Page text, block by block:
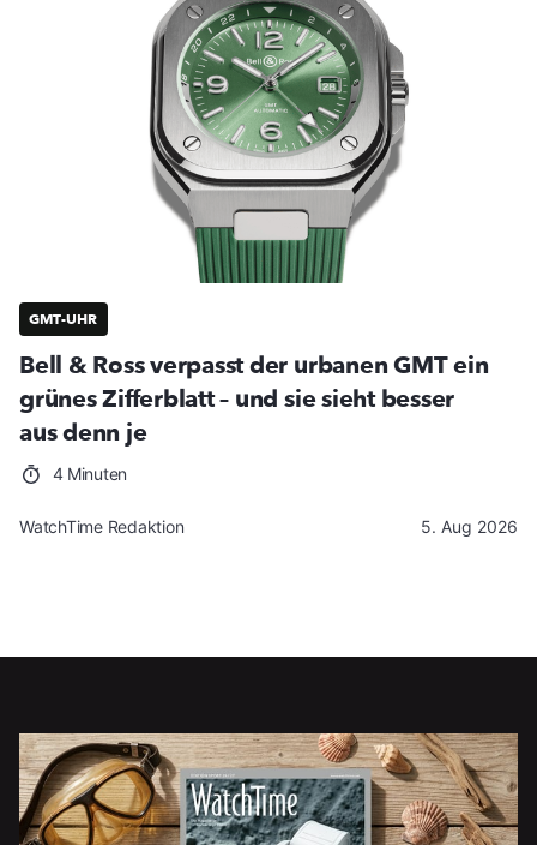
GMT-UHR
Bell & Ross verpasst der urbanen GMT ein
grünes Zifferblatt – und sie sieht besser
aus denn je
4 Minuten
WatchTime Redaktion 5. Aug 2026